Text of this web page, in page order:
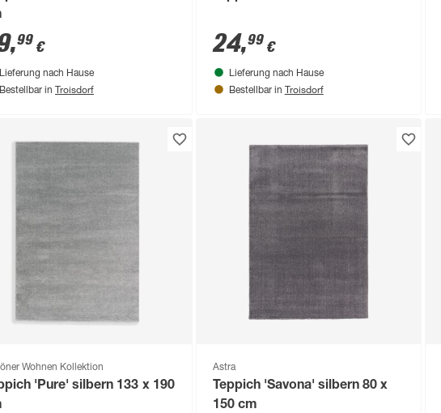
,99 €
Lieferung nach Hause
Bestellbar in Troisdorf
24,99€
Lieferung nach Hause
Bestellbar in Troisdorf
Wohnen Kollektion
'Pure' silbern 133 x 190
Astra
Teppich 'Savona' silbern 80 x
150 cm